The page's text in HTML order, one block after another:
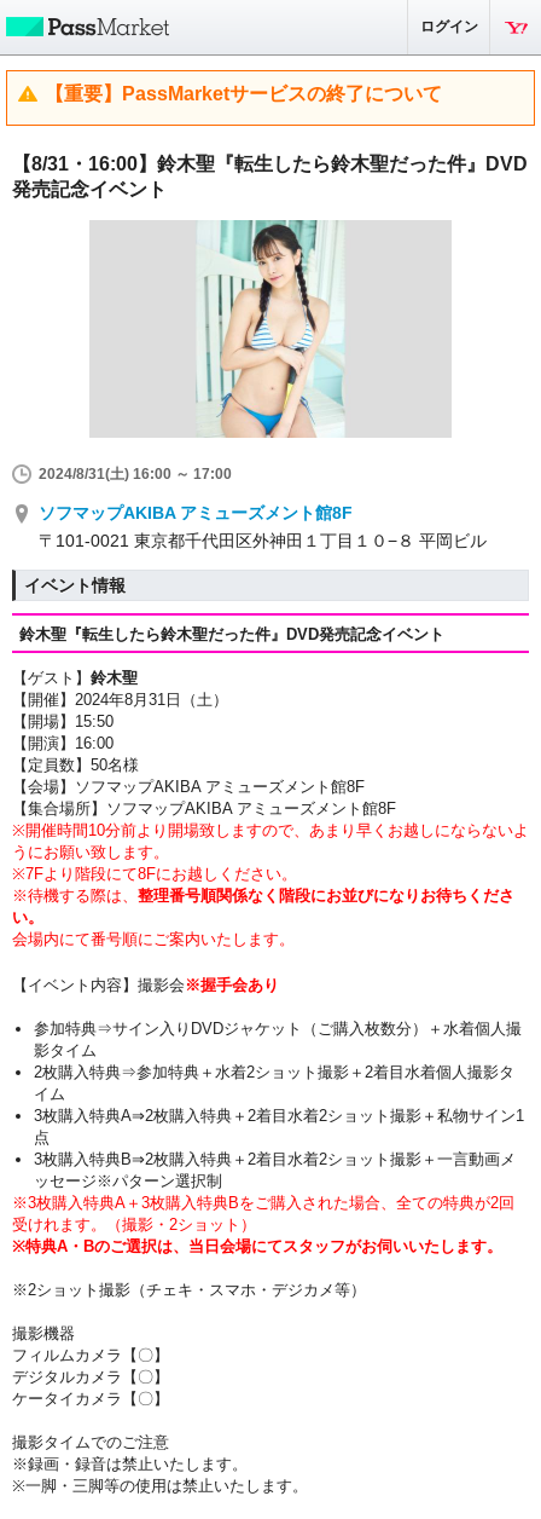
ログイン
【重要】PassMarketサービスの終了について
【8/31・16:00】鈴木聖『転生したら鈴木聖だった件』DVD
発売記念イベント
2024/8/31(土) 16:00 ～ 17:00
ソフマップAKIBA アミューズメント館8F
〒101-0021 東京都千代田区外神田１丁目１０−８ 平岡ビル
イベント情報
鈴木聖『転生したら鈴木聖だった件』DVD発売記念イベント
【ゲスト】 鈴木聖
【開催】2024年8月31日（土）
【開場】15:50
【開演】16:00
【定員数】50名様
【会場】ソフマップAKIBA アミューズメント館8F
【集合場所】ソフマップAKIBA アミューズメント館8F
※開催時間10分前より開場致しますので、あまり早くお越しにならないよ
うにお願い致します。
※7Fより階段にて8Fにお越しください。
※待機する際は、 整理番号順関係なく階段にお並びになりお待ちくださ
い。
会場内にて番号順にご案内いたします。
【イベント内容】撮影会 ※握手会あり
参加特典⇒サイン入りDVDジャケット（ご購入枚数分）＋ 水着個人撮
影タイム
2枚購入特典⇒参加特典 ＋水着2ショット撮影 ＋2着目水着個人撮影タ
イム
3枚購入特典A⇒2枚購入特典＋2着目水着2ショット撮影＋私物サイン1
点
3枚購入特典B⇒2枚購入特典＋2着目水着2ショット撮影＋一言動画メ
ッセージ※パターン選択制
※3枚購入特典A＋3枚購入特典Bをご購入された場合、全ての特典が2回
受けれます。（撮影・2ショット）
※特典A・Bのご選択は、当日会場にてスタッフがお伺いいたします。
※2ショット撮影（チェキ・スマホ・デジカメ等）
撮影機器
フィルムカメラ【〇】
デジタルカメラ【〇】
ケータイカメラ【〇】
撮影タイムでのご注意
※録画・録音は禁止いたします。
※一脚・三脚等の使用は禁止いたします。